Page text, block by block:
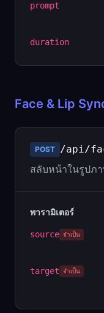
prompt
duration
Face & Lip
POST /api/
สลับหน้าในรูปภ
พารามิเตอร์
source จำเป็น
target จำเป็น